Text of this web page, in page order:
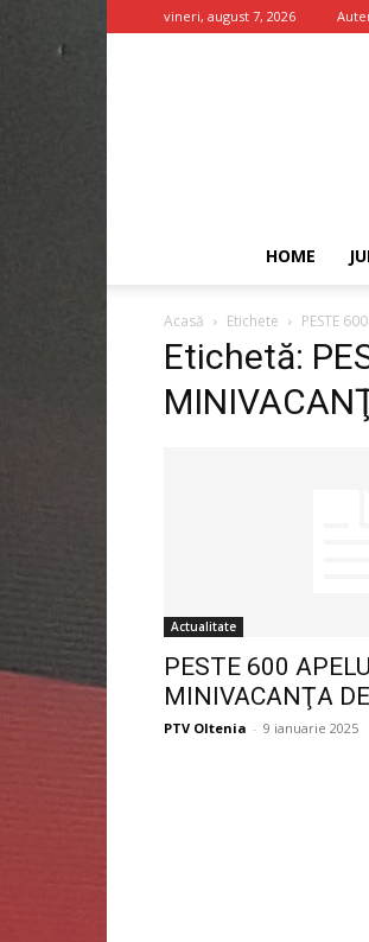
vineri, august 7, 2026
HOME
Acasă Etichete PESTE
Etichetă:
Actualitate
PESTE 600
MINIVACANŢA
PTV Oltenia - 9 ianuarie 2025